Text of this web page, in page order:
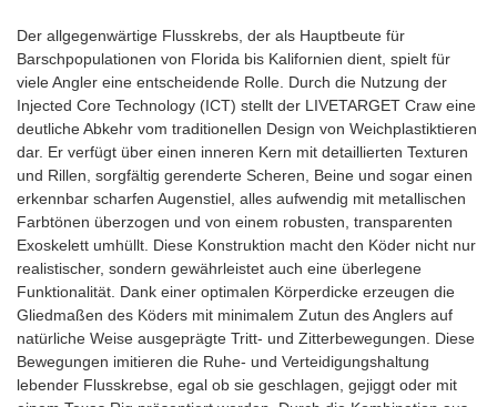
Der allgegenwärtige Flusskrebs, der als Hauptbeute für
Barschpopulationen von Florida bis Kalifornien dient, spielt für
viele Angler eine entscheidende Rolle. Durch die Nutzung der
Injected Core Technology (ICT) stellt der LIVETARGET Craw eine
deutliche Abkehr vom traditionellen Design von Weichplastiktieren
dar. Er verfügt über einen inneren Kern mit detaillierten Texturen
und Rillen, sorgfältig gerenderte Scheren, Beine und sogar einen
erkennbar scharfen Augenstiel, alles aufwendig mit metallischen
Farbtönen überzogen und von einem robusten, transparenten
Exoskelett umhüllt. Diese Konstruktion macht den Köder nicht nur
realistischer, sondern gewährleistet auch eine überlegene
Funktionalität. Dank einer optimalen Körperdicke erzeugen die
Gliedmaßen des Köders mit minimalem Zutun des Anglers auf
natürliche Weise ausgeprägte Tritt- und Zitterbewegungen. Diese
Bewegungen imitieren die Ruhe- und Verteidigungshaltung
lebender Flusskrebse, egal ob sie geschlagen, gejiggt oder mit